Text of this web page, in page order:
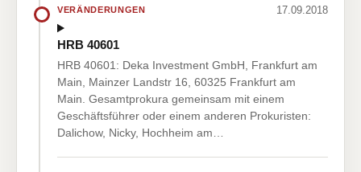
VERÄNDERUNGEN 17.09.2018
HRB 40601
HRB 40601: Deka Investment GmbH, Frankfurt am
Main, Mainzer Landstr 16, 60325 Frankfurt am
Main. Gesamtprokura gemeinsam mit einem
Geschäftsführer oder einem anderen Prokuristen:
Dalichow, Nicky, Hochheim am…